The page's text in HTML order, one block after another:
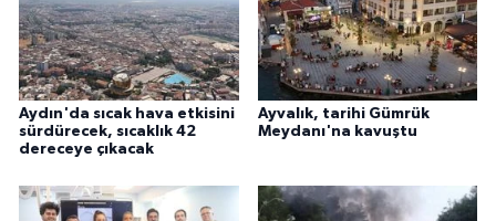
Aydın'da sıcak hava etkisini
sürdürecek, sıcaklık 42
dereceye çıkacak
Ayvalık, tarihi Gümrük
Meydanı'na kavuştu